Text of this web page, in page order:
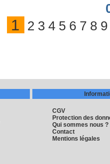
1 2 3 4 5 6 7 8 9
CGV
Protection des
Qui sommes nous ?
Contact
Mentions légales